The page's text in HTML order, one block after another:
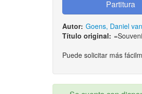
Autor: Goens, Daniel van
Título original:
Puede solicitar más